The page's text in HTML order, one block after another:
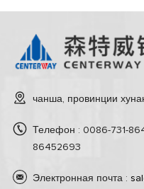
чанша, провинции
Телефон : 0086-731-
86452693
Электронная почта :